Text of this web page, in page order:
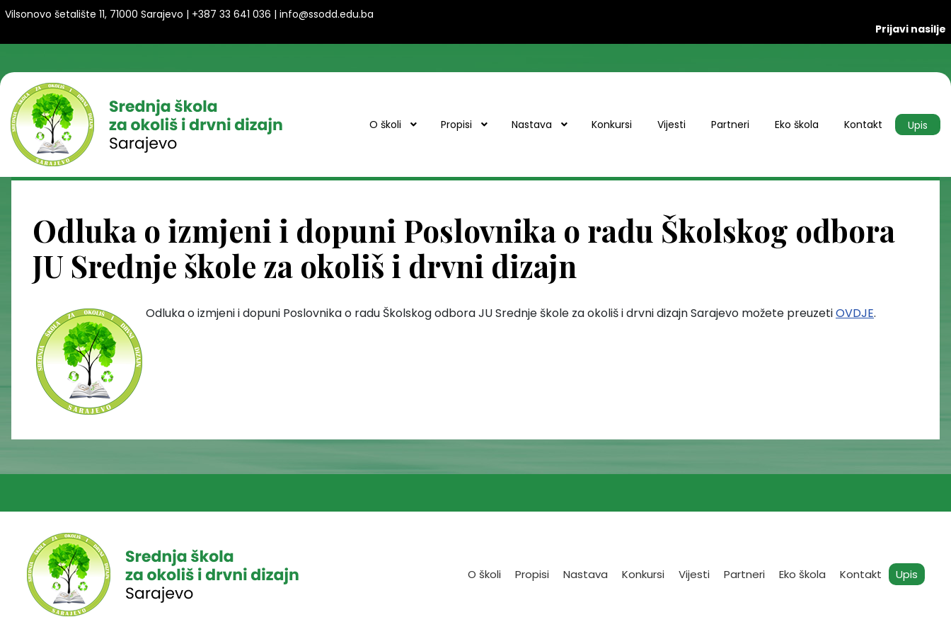
Vilsonovo šetalište 11, 71000 Sarajevo | +387 33 641 036 | info@ssodd.edu.ba
Prijavi nasilje
O školi Propisi Nastava Konkursi Vijesti Partneri Eko škola Kontakt Upis
Odluka o izmjeni i dopuni Poslovnika o radu Školskog odbora
JU Srednje škole za okoliš i drvni dizajn
Odluka o izmjeni i dopuni Poslovnika o radu Školskog odbora JU Srednje škole za okoliš i drvni dizajn Sarajevo možete preuzetiOVDJE.
O školi Propisi Nastava Konkursi Vijesti Partneri Eko škola Kontakt Upis